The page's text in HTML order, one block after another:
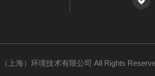
（上海）环境技术有限公司 All Rights